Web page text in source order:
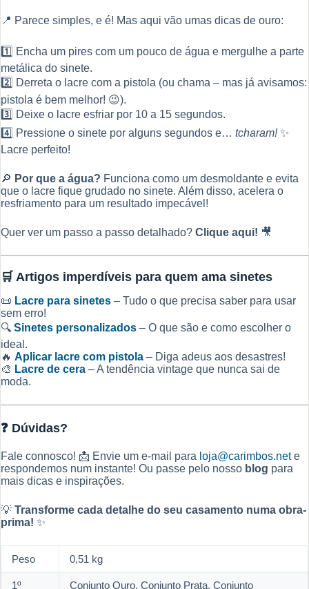
📍 Parece simples, e é! Mas aqui vão umas dicas de ouro:
1️⃣ Encha um pires com um pouco de água e mergulhe a parte
metálica do sinete.
2️⃣ Derreta o lacre com a pistola (ou chama – mas já avisamos:
pistola é bem melhor! 😉).
3️⃣ Deixe o lacre esfriar por 10 a 15 segundos.
4️⃣ Pressione o sinete por alguns segundos e… tcharam!✨
Lacre perfeito!
🔎 Por que a água? Funciona como um desmoldante e evita
que o lacre fique grudado no sinete. Além disso, acelera o
resfriamento para um resultado impecável!
Quer ver um passo a passo detalhado? Clique aqui! 🎥
🛒 Artigos imperdíveis para quem ama sinetes
📜 Lacre para sinetes – Tudo o que precisa saber para usar
sem erro!
🔍 Sinetes personalizados – O que são e como escolher o
ideal.
🔥 Aplicar lacre com pistola – Diga adeus aos desastres!
🎨 Lacre de cera – A tendência vintage que nunca sai de
moda.
❓ Dúvidas?
Fale connosco! 📩 Envie um e-mail para loja@carimbos.nete
respondemos num instante! Ou passe pelo nosso blog para
mais dicas e inspirações.
💡 Transforme cada detalhe do seu casamento numa obra-
prima! ✨
Peso 0,51 kg
1º Conjunto Ouro, Conjunto Prata, Conjunto